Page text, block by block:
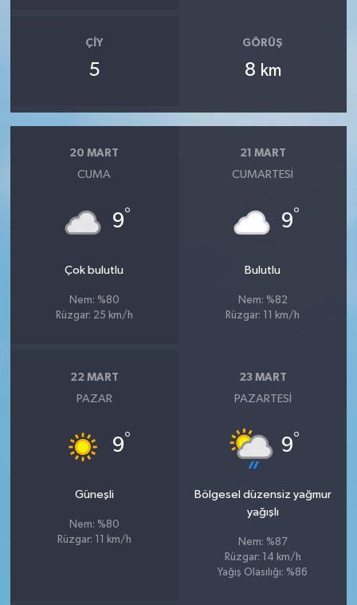
ÇIY
5
GÖRÜŞ
8 km
20 MART
CUMA
9°
Çok bulutlu
Nem: %80
Rüzgar: 25 km/h
21 MART
CUMARTESI
9°
Bulutlu
Nem: %82
Rüzgar: 11 km/h
22 MART
PAZAR
9°
Güneşli
Nem: %80
Rüzgar: 11 km/h
23 MART
PAZARTESI
9°
Bölgesel düzensiz yağmur
yağışlı
Nem: %87
Rüzgar: 14 km/h
Yağış Olasılığı: %86